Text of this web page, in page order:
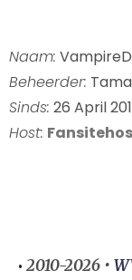
Naam:
Beheerder:
Sinds: 26 April
Host:
• 2010-2026 •